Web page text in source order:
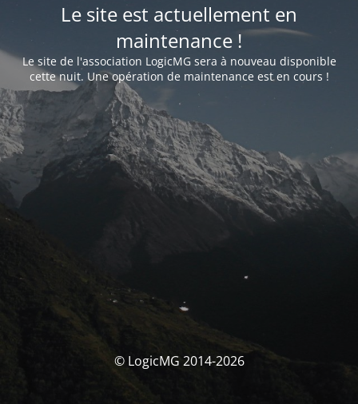
Le site est actuellement en
maintenance !
Le site de l'association LogicMG sera à nouveau disponible
cette nuit. Une opération de maintenance est en cours !
© LogicMG 2014-2026